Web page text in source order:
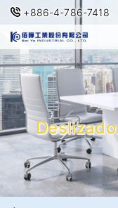
+886-4-786-7418